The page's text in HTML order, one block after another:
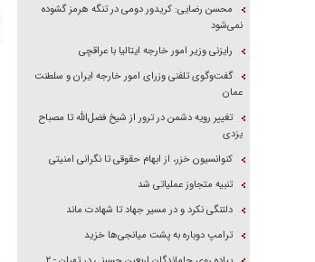
محسن رضایی: کریدور دومی در تنگه هرمز گشوده
نمی‌شود
رایزنی وزیر امور خارجه ایتالیا با عراقچی
گفت‌وگوی تلفنی وزرای امور خارجه ایران و سلطنت
عمان
تغییر رویه دشمن در ترور از شیخ فضل‌الله تا مصباح
یزدی
کنوانسیون خزر، از ابهام حقوقی تا نگرانی امنیتی
تنبیه متجاوز عملیاتی شد
دلتنگی نکرد و در مسیر جهاد تا شهادت ماند
ترامپ دوباره به پشت میانجی‌ها خزید